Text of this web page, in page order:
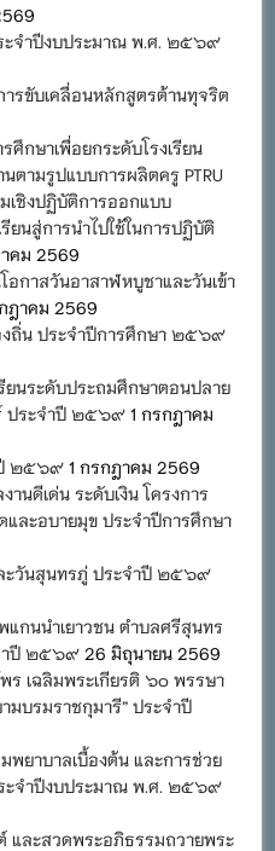
ะจำปีงบประมาณ พ.ศ. ๒๕๖๙
รขับเคลื่อนหลักสูตรต้านทุจริต
กษาเพื่อยกระดับโรงเรียน
ตามรูปแบบการผลิตครู PTRU
เชิงปฏิบัติการออกแบบ
ยนสู่การนำไปใช้ในการปฏิบัติ
คม 2569
อกาสวันอาสาฬหบูชาและวันเข้า
ฎาคม 2569
ถิ่น ประจำปีการศึกษา ๒๕๖๙
นระดับประถมศึกษาตอนปลาย
ประจำปี ๒๕๖๙ 1 กรกฎาคม
ปี ๒๕๖๙ 1 กรกฎาคม 2569
านดีเด่น ระดับเงิน โครงการ
ละอบายมุข ประจำปีการศึกษา
ะวันสุนทรภู่ ประจำปี ๒๕๖๙
กนนำเยาวชน ตำบลศรีสุนทร
ำปี ๒๕๖๙ 26 มิถุนายน 2569
ร เฉลิมพระเกียรติ ๖๐ พรรษา
มบรมราชกุมารี” ประจำปี
พยาบาลเบื้องต้น และการช่วย
ะจำปีงบประมาณ พ.ศ. ๒๕๖๙
ละสวดพระอภิธรรมถวายพระ